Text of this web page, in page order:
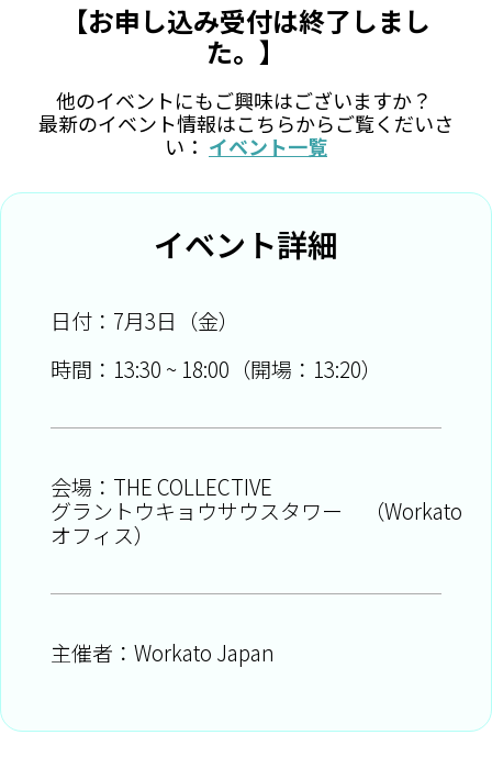
【お申し込み受付は終了しまし
た。】
他のイベントにもご興味はございますか？
最新のイベント情報はこちらからご覧くだいさ
い： イベント一覧
イベント詳細
日付：7月3日（金）
時間：13:30 ~ 18:00（開場：13:20）
会場：THE COLLECTIVE
グラントウキョウサウスタワー （Workato
オフィス）
主催者：Workato Japan